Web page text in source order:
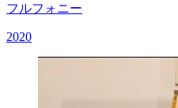
フルフォニー
2020